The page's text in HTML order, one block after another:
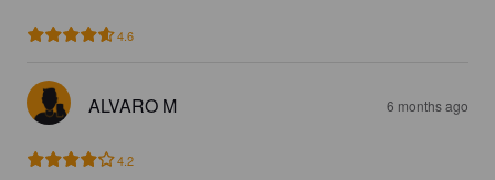
4.6
ALVARO M 6 months ago
4.2